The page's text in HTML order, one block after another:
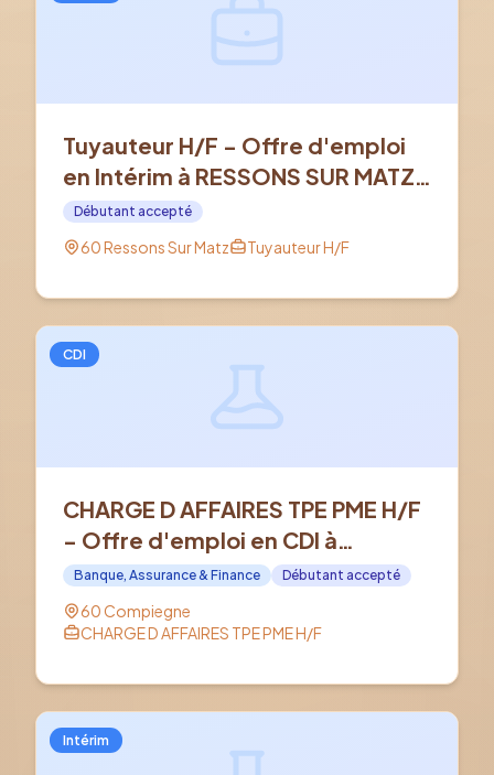
Tuyauteur H/F - Offre d'emploi
en Intérim à RESSONS SUR MATZ
(60)
Débutant accepté
60 Ressons Sur Matz Tuyauteur H/F
CDI
CHARGE D AFFAIRES TPE PME H/F
- Offre d'emploi en CDI à
COMPIEGNE (60)
Banque, Assurance & Finance Débutant accepté
60 Compiegne
CHARGE D AFFAIRES TPE PME H/F
Intérim